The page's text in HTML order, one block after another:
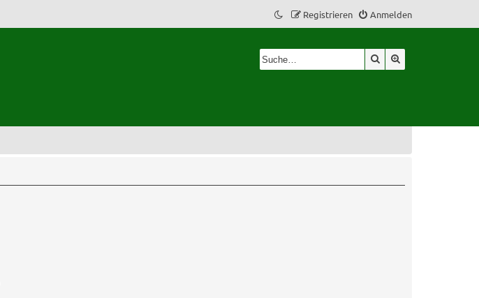
Anmelden
Registrieren
Suche